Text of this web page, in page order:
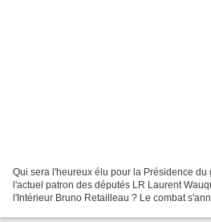
Qui sera l'heureux élu pour la Présidence
l'actuel patron des députés LR Laurent
l'Intérieur Bruno Retailleau ? Le combat